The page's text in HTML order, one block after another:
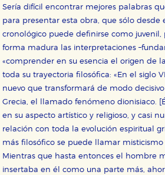
Sería difícil encontrar mejores palabras
para presentar esta obra, que sólo desde
cronológico puede definirse como juvenil,
forma madura las interpretaciones
«comprender en su esencia el origen de
toda su trayectoria filosófica: «En el siglo
nuevo que transformará de modo
Grecia, el llamado fenómeno dionisiaco.
en su aspecto artístico y religioso, y casi
relación con toda la evolución espiritual
más filosófico se puede llamar
Mientras que hasta entonces el hombre
insertaba en él como una parte más,